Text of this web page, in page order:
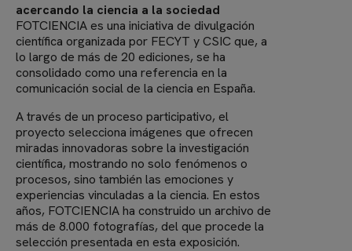
acercando la ciencia a la sociedad
FOTCIENCIA es una iniciativa de divulgación
científica organizada por FECYT y CSIC que, a
lo largo de más de 20 ediciones, se ha
consolidado como una referencia en la
comunicación social de la ciencia en España.
A través de un proceso participativo, el
proyecto selecciona imágenes que ofrecen
miradas innovadoras sobre la investigación
científica, mostrando no solo fenómenos o
procesos, sino también las emociones y
experiencias vinculadas a la ciencia. En estos
años, FOTCIENCIA ha construido un archivo de
más de 8.000 fotografías, del que procede la
selección presentada en esta exposición.